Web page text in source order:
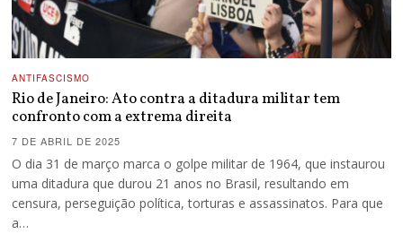
ANTIFASCISMO
Rio de Janeiro: Ato contra a ditadura militar tem
confronto com a extrema direita
7 DE ABRIL DE 2025
O dia 31 de março marca o golpe militar de 1964, que instaurou
uma ditadura que durou 21 anos no Brasil, resultando em
censura, perseguição política, torturas e assassinatos. Para que
a…